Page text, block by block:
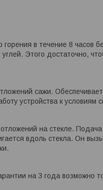
в течение 8 часов
Этого достаточно,
сажи.
устройства к условиям
на стекле.
вдоль стекла. Он
на 3 года возможно